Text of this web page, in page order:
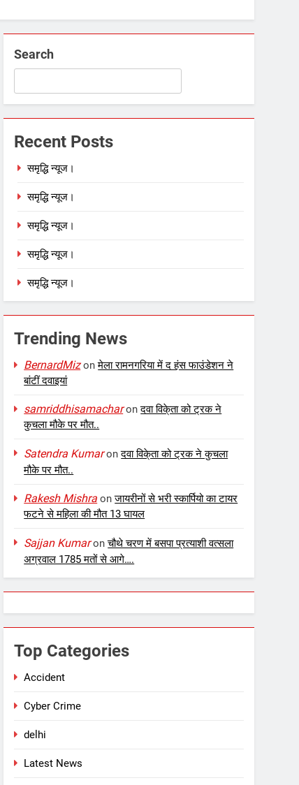
Search
Recent Posts
समृद्धि न्यूज।
समृद्धि न्यूज।
समृद्धि न्यूज।
समृद्धि न्यूज।
समृद्धि न्यूज।
Trending News
BernardMizonमेला रामनगरिया में द हंस फाउंडेशन ने
बांटीं दवाइयां
samriddhisamacharonदवा विके्ता को ट्रक ने
कुचला मौके पर मौत..
Satendra Kumaronदवा विके्ता को ट्रक ने कुचला
मौके पर मौत..
Rakesh Mishra onजायरीनों से भरी स्कार्पियो का टायर
फटने से महिला की मौत 13 घायल
Sajjan Kumaronचौथे चरण में बसपा प्रत्याशी वत्सला
अग्रवाल 1785 मतों से आगे….
Top Categories
Accident
Cyber Crime
delhi
Latest News